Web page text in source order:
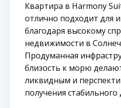
Квартира в Harmony
отлично подходит для
благодаря высокому
недвижимости в
Продуманная
близость к морю
ликвидным и
получения стабильного